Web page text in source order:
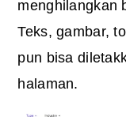
menghilangkan
Teks, gambar,
pun bisa
halaman.